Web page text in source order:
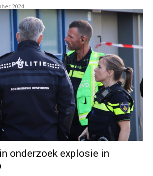
2024
onderzoek explosie in